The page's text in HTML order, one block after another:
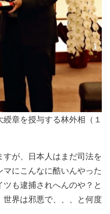
章を授与する林外相（１
が、日本人はまだ司法を
にこんなに酷いんやった
も逮捕されへんのや？と
界は邪悪で、、、と何度